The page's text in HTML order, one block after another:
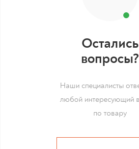
Остались
вопросы?
Наши специалисты
любой интересующий
по товару